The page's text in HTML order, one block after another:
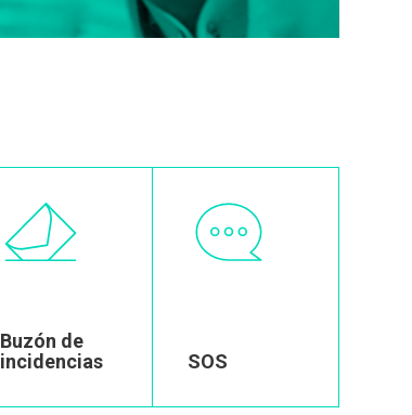
Image
Buzón de
incidencias
Image
SOS